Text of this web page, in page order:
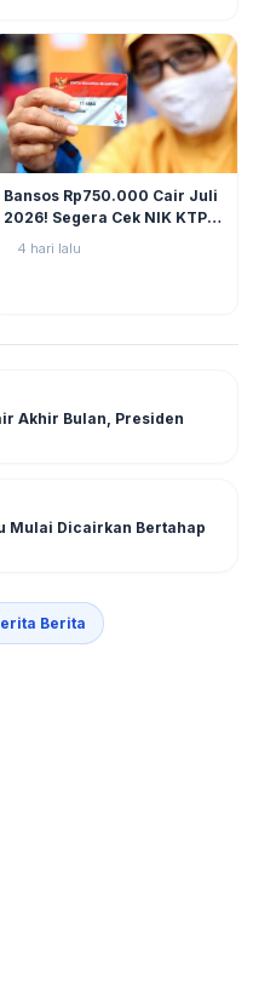
Bansos Rp750.000 Cair Juli
2026! Segera Cek NIK KTP
4 hari lalu
Akhir Bulan, Presiden
Mulai Dicairkan Bertahap
Berita